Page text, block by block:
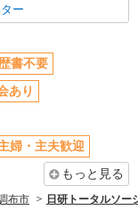
ー
書不要
あり
婦・主夫歓迎
もっと見る
布市 日研トータルソ